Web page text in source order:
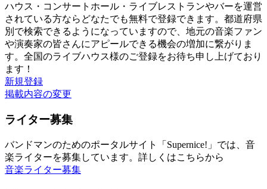
ハウス・コンサートホール・ライブレストランやバーを運営
されている方ならどなたでも無料で登録できます。都道府県
別で検索できるようになっていますので、地元の音楽ファン
や演奏家の皆さんにアピールできる機会の増加に繋がりま
す。全国のライブハウス様のご登録をお待ち申し上げており
ます！
新規登録
掲載内容の変更
ライター募集
バンドマンのためのポータルサイト「Supernice!」では、音
楽ライターを募集しています。詳しくはこちらから
音楽ライター募集